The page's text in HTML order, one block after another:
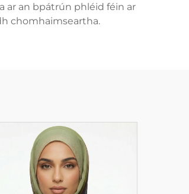
ar an bpátrún phléid féin ar
chomhaimseartha.